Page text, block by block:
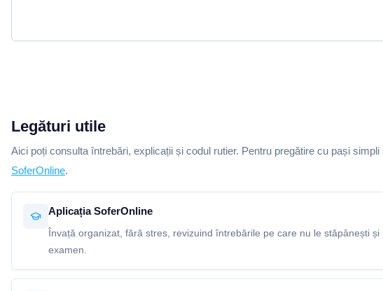
Legături utile
Aici poți consulta întrebări, explicații și codul rutier. Pentru pregătire cu pași simpli
SoferOnline.
Aplicația SoferOnline
Învață organizat, fără stres, revizuind întrebările pe care nu le stăpânești și
examen.